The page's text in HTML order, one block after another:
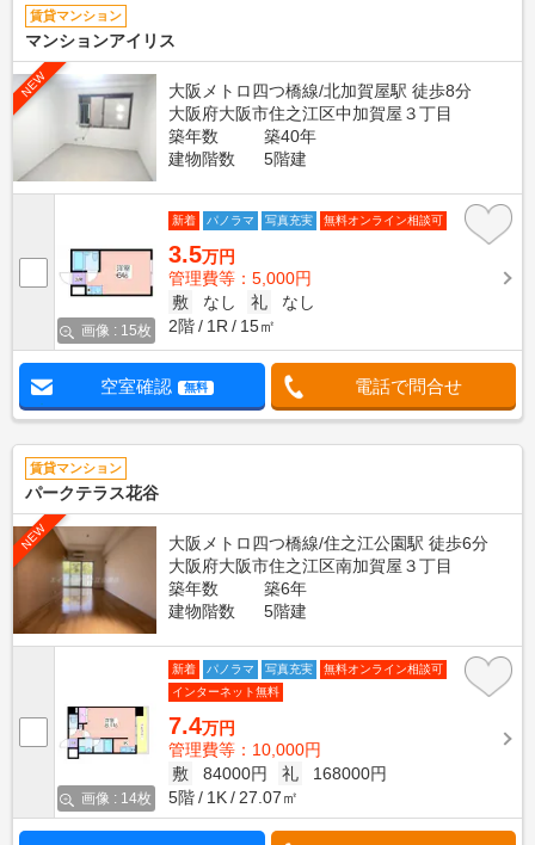
賃貸マンション
マンションアイリス
NEW
大阪メトロ四つ橋線/北加賀屋駅 徒歩8分
大阪府大阪市住之江区中加賀屋３丁目
築年数
築40年
建物階数
5階建
画像 : 15枚
新着 パノラマ 写真充実 無料オンライン相談可
3.5万円
管理費等：5,000円
敷
なし 礼
なし
2階
1R 15㎡
空室確認 無料 電話で問合せ
賃貸マンション
パークテラス花谷
NEW
大阪メトロ四つ橋線/住之江公園駅 徒歩6分
大阪府大阪市住之江区南加賀屋３丁目
築年数
築6年
建物階数
5階建
画像 : 14枚
新着 パノラマ 写真充実
無料オンライン相談可
インターネット無料
7.4万円
管理費等：10,000円
敷
84000円 礼
168000円
5階
1K 27.07㎡